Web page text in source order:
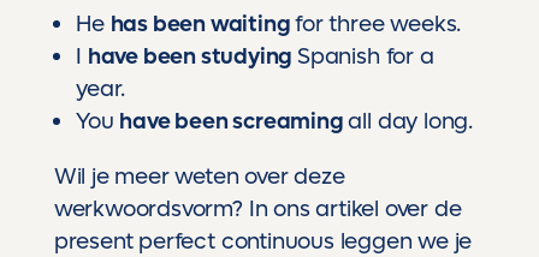
He has been waitingfor three weeks.
I have been studyingSpanish for a
year.
You have been screamingall day long.
Wil je meer weten over deze
werkwoordsvorm? Inons artikel over de
present perfect continuous leggen we je